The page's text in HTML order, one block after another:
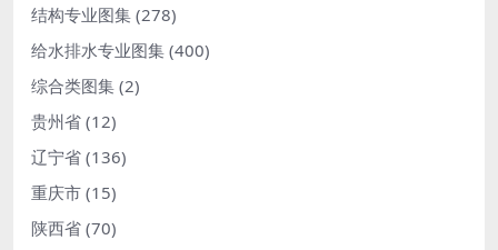
结构专业图集 (278)
给水排水专业图集 (400)
综合类图集 (2)
贵州省 (12)
辽宁省 (136)
重庆市 (15)
陕西省 (70)